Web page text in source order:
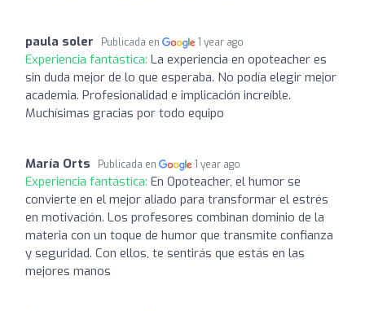
paula soler Publicada en 1 year ago
Experiencia fantástica: La experiencia en opoteacher es
sin duda mejor de lo que esperaba. No podía elegir mejor
academia. Profesionalidad e implicación increíble.
Muchísimas gracias por todo equipo
María Orts Publicada en 1 year ago
Experiencia fantástica: En Opoteacher, el humor se
convierte en el mejor aliado para transformar el estrés
en motivación. Los profesores combinan dominio de la
materia con un toque de humor que transmite confianza
y seguridad. Con ellos, te sentirás que estás en las
mejores manos